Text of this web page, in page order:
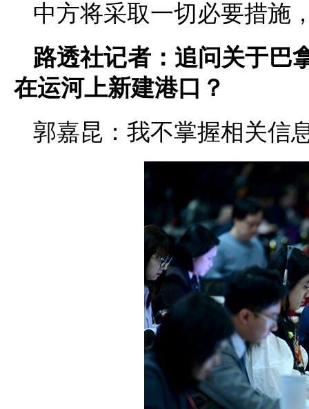
中方将采取一切必要措施
路透社记者：追问关于巴
在运河上新建港口？
郭嘉昆：我不掌握相关信